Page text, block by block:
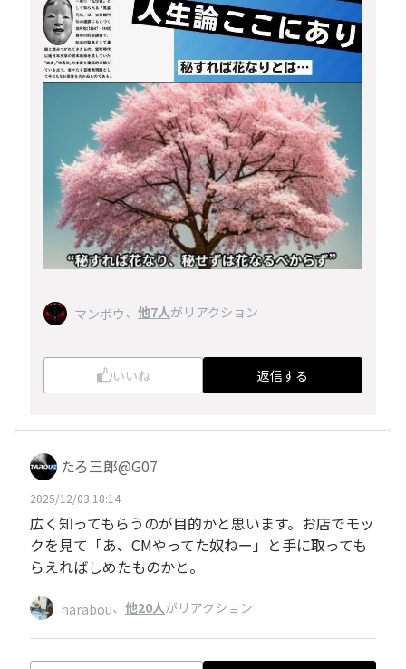
マンボウ、 他7人がリアクション
いいね 返信する
たろ三郎@G07
2025/12/03 18:14
広く知ってもらうのが目的かと思います。お店でモッ
クを見て「あ、CMやってた奴ねー」と手に取っても
らえればしめたものかと。
harabou、 他20人がリアクション